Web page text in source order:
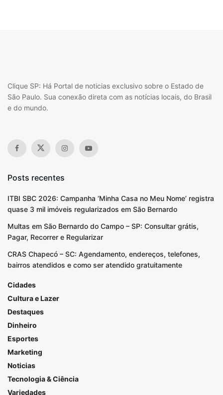
Clique SP: Há Portal de noticias exclusivo sobre o Estado de
São Paulo. Sua conexão direta com as notícias locais, do Brasil
e do mundo.
Posts recentes
ITBI SBC 2026: Campanha ‘Minha Casa no Meu Nome’ registra
quase 3 mil imóveis regularizados em São Bernardo
Multas em São Bernardo do Campo – SP: Consultar grátis,
Pagar, Recorrer e Regularizar
CRAS Chapecó – SC: Agendamento, endereços, telefones,
bairros atendidos e como ser atendido gratuitamente
Cidades
Cultura e Lazer
Destaques
Dinheiro
Esportes
Marketing
Noticias
Tecnologia & Ciência
Variedades